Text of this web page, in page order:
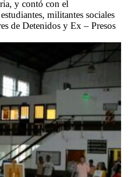
y contó con el
militantes sociales
de Detenidos y Ex – Presos